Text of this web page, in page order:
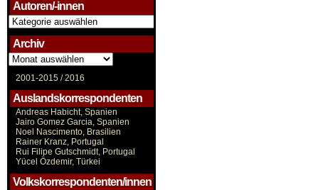
Autoren/-innen
Autoren/-
innen
Archiv
Archiv
2001-2015 /2016
Auslandskorrespondenten
Andreas Habicht, Spanien
Jairo Gomez Garcia, Spanien
Noel Nascimento, Brasilien
Rainer Kranz, Portugal
Rui Filipe Gutschmidt, Portugal
Yücel Özdemir, Türkei
Volkskorrespondenten/innen